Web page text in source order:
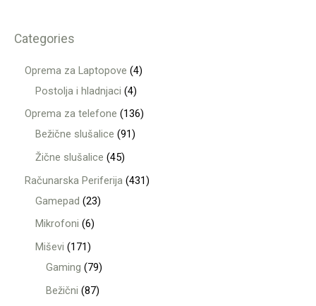
Categories
Oprema za Laptopove 4
Postolja i hladnjaci 4
Oprema za telefone
136
Bežične slušalice 91
Žične slušalice 45
Računarska Periferija 431
Gamepad 23
Mikrofoni 6
Miševi
171
Gaming
79
Bežični 87